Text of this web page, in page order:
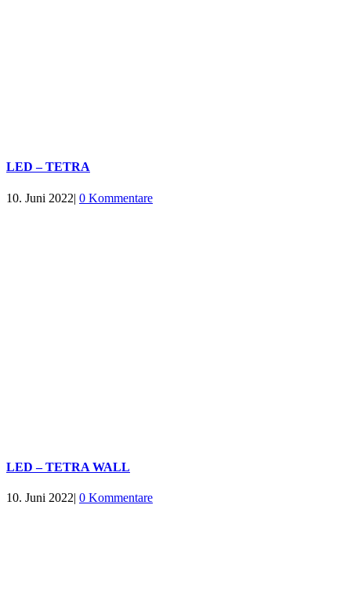
LED – TETRA
10. Juni 2022| 0 Kommentare
LED – TETRA WALL
10. Juni 2022| 0 Kommentare